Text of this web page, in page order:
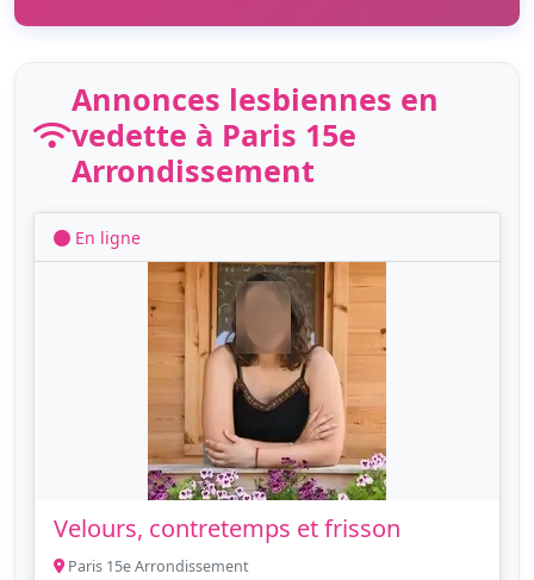
Annonces lesbiennes en
vedette à Paris 15e
Arrondissement
En ligne
Velours, contretemps et frisson
Paris 15e Arrondissement